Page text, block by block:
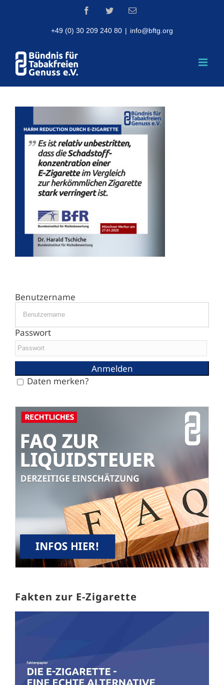
FacebookTwitterEmail
+49 (0) 30 209 240 80 | info@bftg.org
Benutzername
Passwort
Daten merken?
Fakten zur E-Zigarette